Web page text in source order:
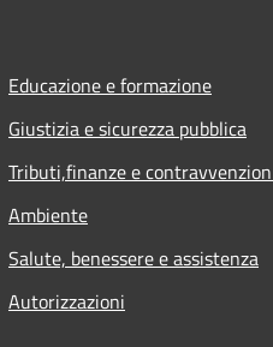
Educazione e formazione
Giustizia e sicurezza pubblica
Tributi,finanze e
Ambiente
Salute, benessere e assistenza
Autorizzazioni